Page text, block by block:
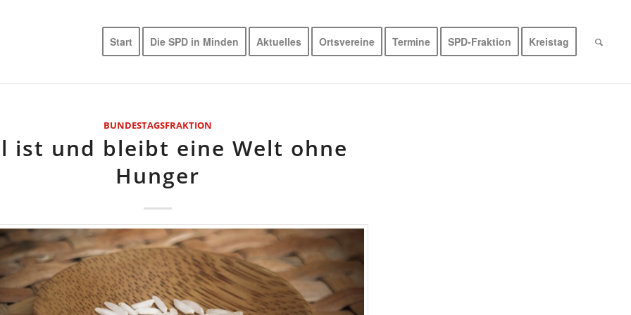
Start Die SPD in Minden Aktuelles Ortsvereine Termine SPD-Fraktion Kreistag
BUNDESTAGSFRAKTION
ist und bleibt eine Welt ohne
Hunger